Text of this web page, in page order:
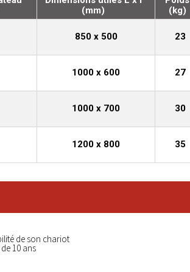
(mm)
(kg)
850 x 500 23
1000 x 600 27
1000 x 700 30
1200 x 800 35
de son chariot
de 10 ans